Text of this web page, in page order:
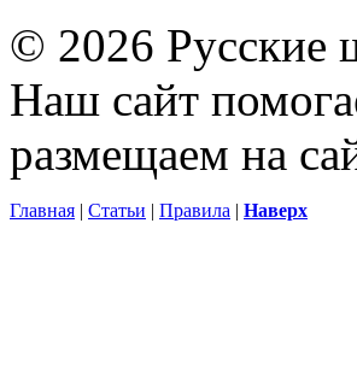
© 2026 Русские
Наш сайт
размещаем на
Главная | Статьи | Правила | Наверх